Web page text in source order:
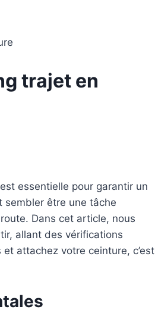
trajet en
essentielle pour garantir un
sembler être une tâche
Dans cet article, nous
allant des vérifications
attachez votre ceinture, c’est